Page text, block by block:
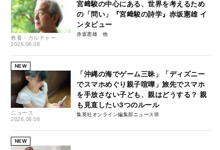
教養・カルチャー
2026.08.08
宮﨑駿の中心にある、世界を考えるため
の「問い」『宮﨑駿の詩学』赤坂憲雄 イ
ンタビュー
赤坂憲雄
NEW
ニュース
2026.08.08
「沖縄の海でゲーム三昧」「ディズニー
でスマホめぐり親子喧嘩」旅先でスマホ
を手放さない子ども、親はどうする？ 親
も見直したい3つのルール
集英社オンライン編集部ニュース班
NEW